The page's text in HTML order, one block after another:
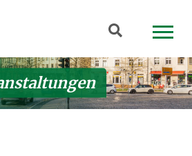
Suchbegriff